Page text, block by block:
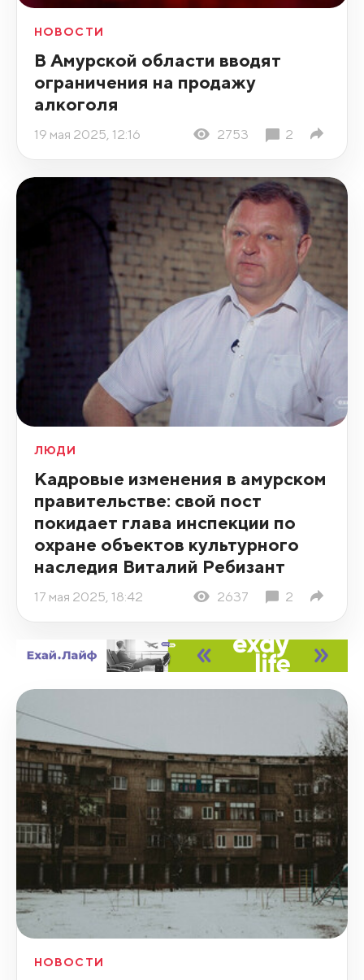
НОВОСТИ
В Амурской области вводят
ограничения на продажу
алкоголя
19 мая 2025, 12:16 2753 2
ЛЮДИ
Кадровые изменения в амурском
правительстве: свой пост
покидает глава инспекции по
охране объектов культурного
наследия Виталий Ребизант
17 мая 2025, 18:42 2637 2
НОВОСТИ